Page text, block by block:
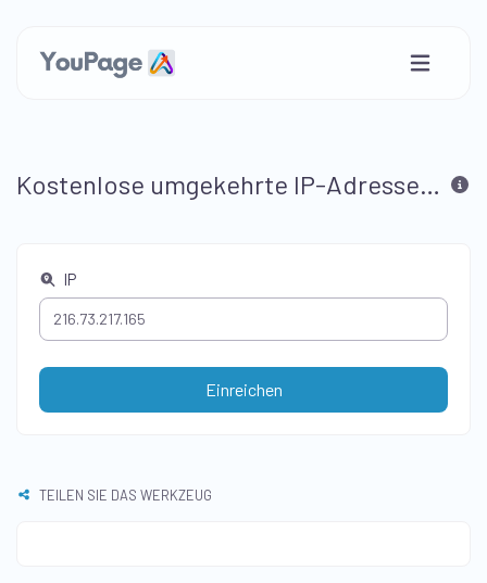
Kostenlose umgekehrte IP-Adressensuche
IP
Einreichen
TEILEN SIE DAS WERKZEUG